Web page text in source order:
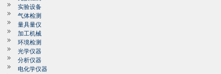
实验设备
气体检测
量具量仪
加工机械
环境检测
光学仪器
分析仪器
电化学仪器